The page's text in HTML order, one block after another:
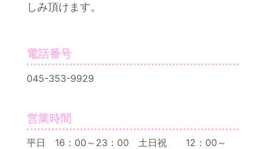
しみ頂けます。
電話番号
045-353-9929
営業時間
平日 16：00～23：00 土日祝 12：00～